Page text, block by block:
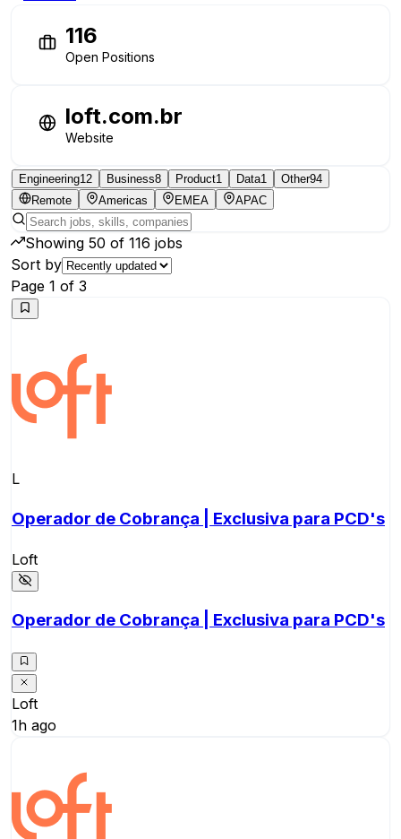
116
Open Positions
loft.com.br
Website
Engineering12 Business8 Product1 Data1 Other94
Remote
Americas EMEA APAC
Showing 50 of 116 jobs
Sort by
Page 1 of 3
L
Operador de Cobrança | Exclusiva para PCD's
Loft
Operador de Cobrança | Exclusiva para PCD's
Loft
1h ago